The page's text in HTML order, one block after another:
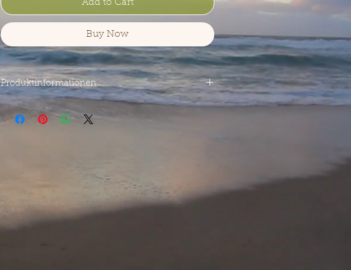
Add to Cart
Buy Now
Produktinformationen
Glenlivet
2006
Signatory Vintage